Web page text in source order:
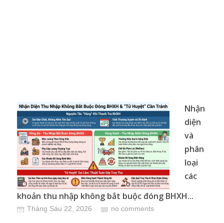
Nhận
diện
và
phân
loại
các
khoản thu nhập không bắt buộc đóng BHXH...
Tháng Sáu 22, 2026 no comments